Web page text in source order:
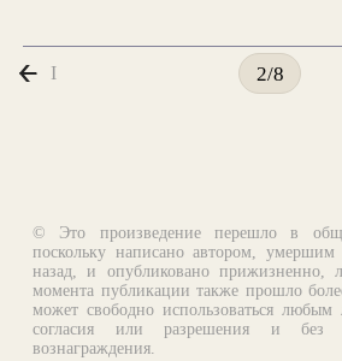
I 2/8
© Это произведение перешло в
поскольку написано автором, умершим
назад, и опубликовано прижизненно,
момента публикации также прошло
может свободно использоваться любым
согласия или разрешения и без
вознаграждения.